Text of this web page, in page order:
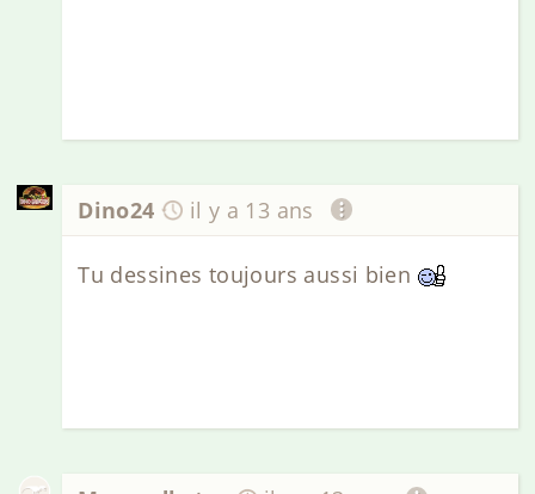
Dino24 il y a 13 ans
Tu dessines toujours aussi bien